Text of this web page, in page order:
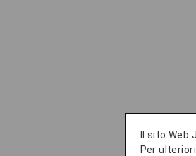
Il sito
Per